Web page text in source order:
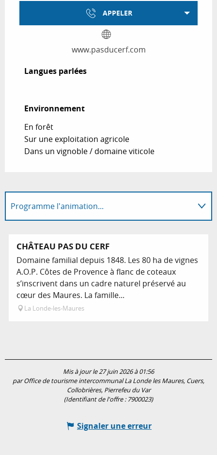
APPELER
www.pasducerf.com
Langues parlées
Langues parlées
Environnement
Environnement
En forêt
Sur une exploitation agricole
Dans un vignoble / domaine viticole
Programme l'animation...
En lien avec
CHÂTEAU PAS DU CERF
Domaine familial depuis 1848. Les 80 ha de vignes
A.O.P. Côtes de Provence à flanc de coteaux
s’inscrivent dans un cadre naturel préservé au
cœur des Maures. La famille...
La Londe-les-Maures
Mis à jour le 27 juin 2026 à 01:56
par Office de tourisme intercommunal La Londe les Maures, Cuers,
Collobrières, Pierrefeu du Var
(Identifiant de l'offre : 7900023)
Signaler une erreur